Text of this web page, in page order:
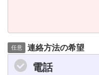
任意 連絡方法の希望
電話